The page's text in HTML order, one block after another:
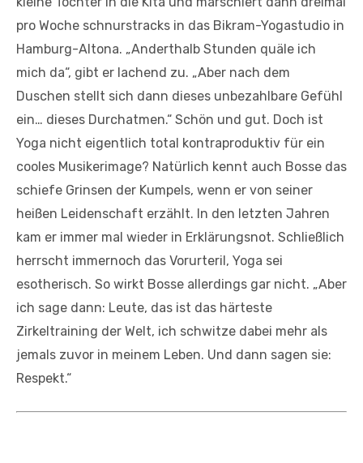
pro Woche schnurstracks in das Bikram-Yogastudio in
Hamburg-Altona. „Anderthalb Stunden quäle ich
mich da“, gibt er lachend zu. „Aber nach dem
Duschen stellt sich dann dieses unbezahlbare Gefühl
ein… dieses Durchatmen.“ Schön und gut. Doch ist
Yoga nicht eigentlich total kontraproduktiv für ein
cooles Musikerimage? Natürlich kennt auch Bosse das
schiefe Grinsen der Kumpels, wenn er von seiner
heißen Leidenschaft erzählt. In den letzten Jahren
kam er immer mal wieder in Erklärungsnot. Schließlich
herrscht immernoch das Vorurteril, Yoga sei
esotherisch. So wirkt Bosse allerdings gar nicht. „Aber
ich sage dann: Leute, das ist das härteste
Zirkeltraining der Welt, ich schwitze dabei mehr als
jemals zuvor in meinem Leben. Und dann sagen sie:
Respekt.“